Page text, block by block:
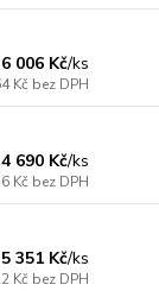
6 006 Kč/ks
Kč bez DPH
4 690 Kč/ks
Kč bez DPH
5 351 Kč/ks
Kč bez DPH